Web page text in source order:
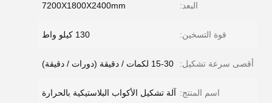
البعد: 7200X1800X2400mm
قوة التسخين: 130 كيلو واط
أقصى سرعة تشكيل: 15-30 لكمات / دقيقة (دورات / دقيقة)
اسم المنتج: آلة تشكيل الأكواب البلاستيكية بالحرارة